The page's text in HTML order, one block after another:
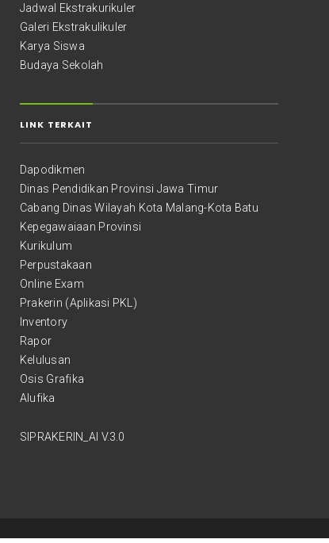
Jadwal Ekstrakurikuler
Galeri Ekstrakulikuler
Karya Siswa
Budaya Sekolah
LINK TERKAIT
Dapodikmen
Dinas Pendidikan Provinsi Jawa Timur
Cabang Dinas Wilayah Kota Malang-Kota Batu
Kepegawaiaan Provinsi
Kurikulum
Perpustakaan
Online Exam
Prakerin (Aplikasi PKL)
Inventory
Rapor
Kelulusan
Osis Grafika
Alufika
SIPRAKERIN_AI V.3.0